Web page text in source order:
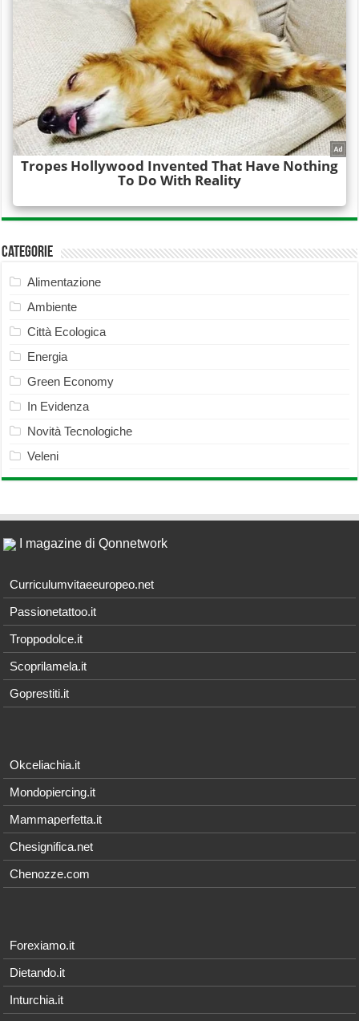
Categorie
Alimentazione
Ambiente
Città Ecologica
Energia
Green Economy
In Evidenza
Novità Tecnologiche
Veleni
I magazine di Qonnetwork
Curriculumvitaeeuropeo.net
Passionetattoo.it
Troppodolce.it
Scoprilamela.it
Goprestiti.it
Okceliachia.it
Mondopiercing.it
Mammaperfetta.it
Chesignifica.net
Chenozze.com
Forexiamo.it
Dietando.it
Inturchia.it